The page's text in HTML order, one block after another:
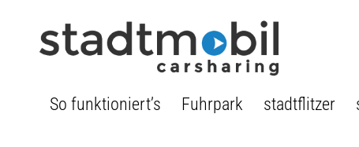
So funktioniert’s Fuhrpark stadtflitzer